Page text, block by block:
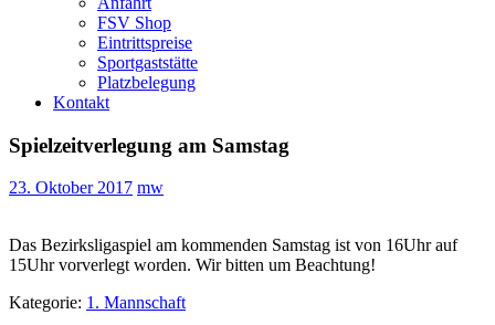
FSV Shop
Eintrittspreise
Sportgaststätte
Platzbelegung
Kontakt
Spielzeitverlegung am Samstag
23. Oktober 2017 mw
Das Bezirksligaspiel am kommenden Samstag ist von 16Uhr auf
15Uhr vorverlegt worden. Wir bitten um Beachtung!
Kategorie: 1. Mannschaft